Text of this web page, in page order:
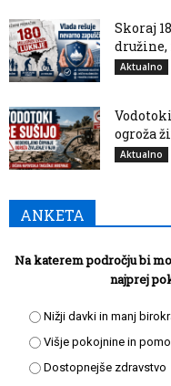
Skoraj
družine,
Aktualno
ogroža
Aktualno
ANKETA
Na katerem področju bi
najprej
Nižji davki in manj
Višje pokojnine in
Dostopnejše zdravstvo